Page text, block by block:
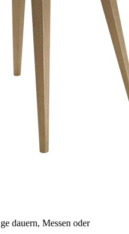
dauern, Messen oder